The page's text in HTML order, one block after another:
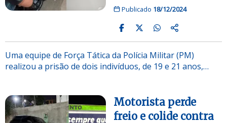
Publicado 18/12/2024
Uma equipe de Força Tática da Polícia Militar (PM)
realizou a prisão de dois indivíduos, de 19 e 21 anos,…
Motorista perde
freio e colide contra